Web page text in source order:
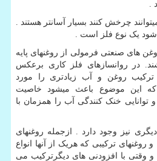
.
چرخش کنند بسیار آسانتر هستند .
شود یک نوع فلز است .
های صنعتی فرمولی از روغنهای پایه
در روانسازهای فلز کاری برعکس
ترکیب روغن و آب زیادتری را مورد
که این موضوع باعث میشود خاصیت
توانایی خنک کنندگی آب را همزمان با
نیز وجود دارد . ازجمله روغنهای
روغنهای ترکیبی که هریک از آنها انواع
و وقتی با افزودنی های دیگرترکیب می